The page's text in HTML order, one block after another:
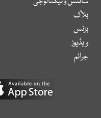
بلاگ
بزنس
ویڈیوز
جرائم